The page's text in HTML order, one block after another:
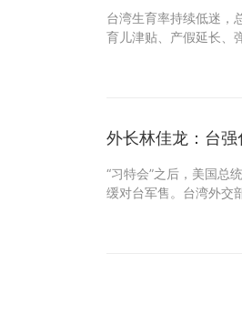
台湾生育率持续低迷，
育儿津贴、产假延长、
外长林佳龙：台
“习特会”之后，美国总
缓对台军售。台湾外交